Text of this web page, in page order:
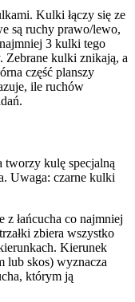
Kulki łączy się ze
są ruchy prawo/lewo,
3 kulki tego
Zebrane kulki znikają, a
część planszy
ile ruchów
tworzy kulę specjalną
Uwaga: czarne kulki
łańcucha co najmniej
zbiera wszystko
Kierunek
lub skos) wyznacza
którym ją